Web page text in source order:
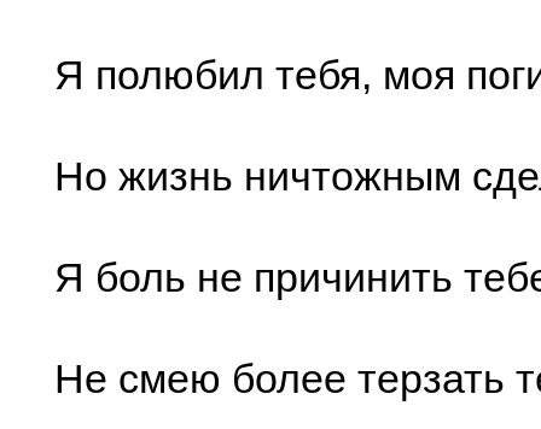
Я полюбил тебя, моя
Но жизнь ничтожным
Я боль не причинить
Не смею более терзать